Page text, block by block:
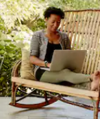
стрелки нагоре